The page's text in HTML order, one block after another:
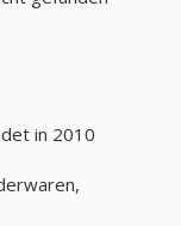
in 2010